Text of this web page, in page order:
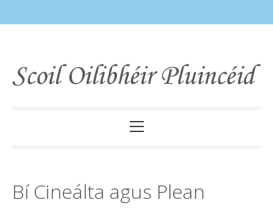
Menu
Bí Cineálta agus Plean